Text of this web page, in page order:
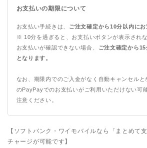
お支払いの期限について
お支払い手続きは、 ご注文確定から10分以内にお
※ 10分を過ぎると、お支払いボタンが表示されな
お支払いが確認できない場合、
ご注文確定から
となります。
なお、期限内でのご入金がなく自動キャンセル
のPayPayでのお支払いがご利用いただけない可
注意ください。
【ソフトバンク・ワイモバイルなら「まとめて
チャージが可能です】